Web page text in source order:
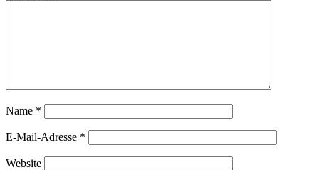
Name *
E-Mail-Adresse *
Website